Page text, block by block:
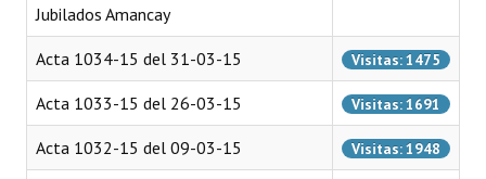
Entrega de distinciones
REFORMA DE LA CARTA ORGÁNICA
Jubilados Amancay
Acta 1034-15 del 31-03-15 Visitas: 1475
Acta 1033-15 del 26-03-15 Visitas: 1691
Acta 1032-15 del 09-03-15 Visitas: 1948